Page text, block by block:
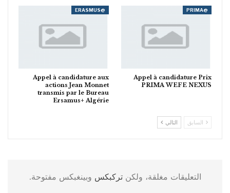
@PRIMA
Appel à candidature Prix
PRIMA WEFE NEXUS
@ERASMUS
Appel à candidature aux
actions Jean Monnet
transmis par le Bureau
Ersamus+ Algérie
السابق التالي
التعليقات مغلقة، ولكنتركبكس وبينغبكس مفتوحة.